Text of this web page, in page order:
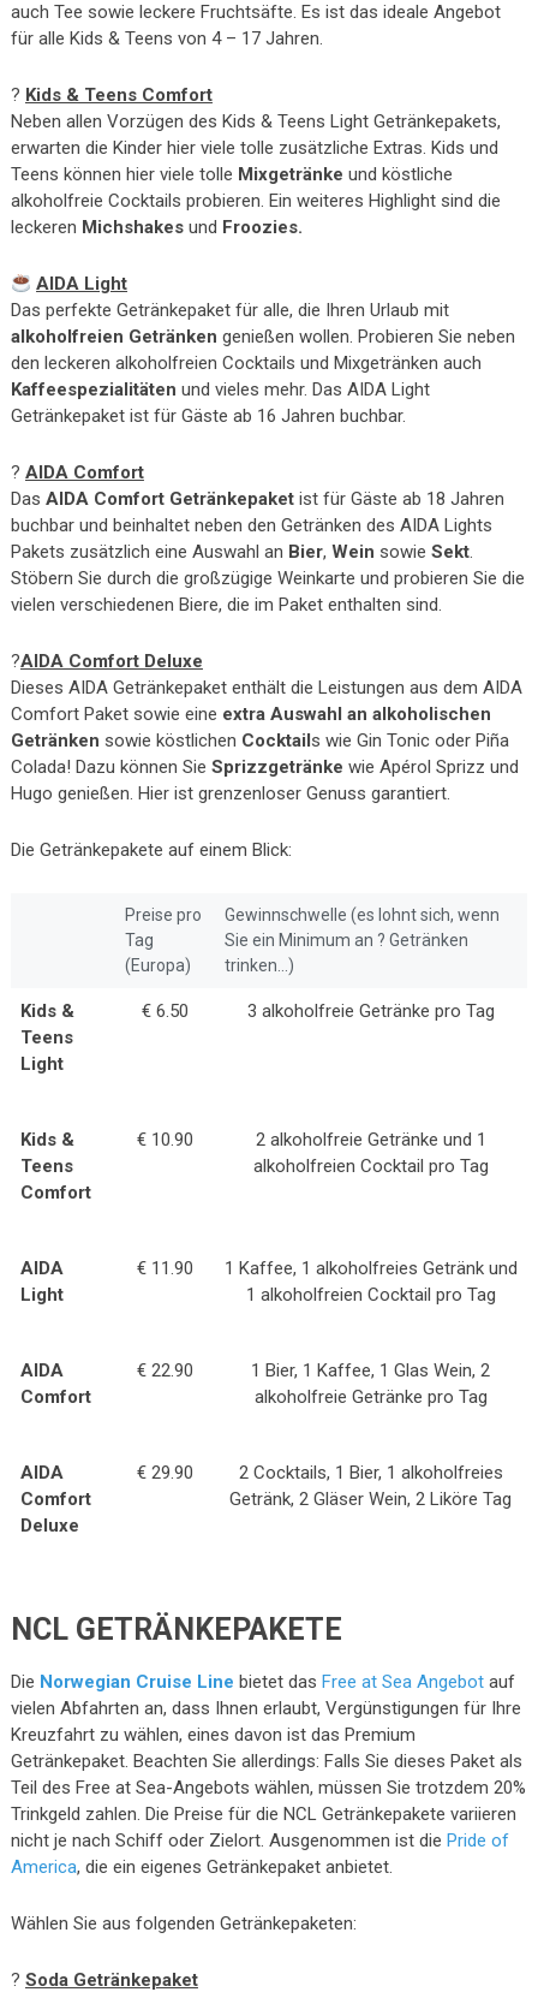
auch Tee sowie leckere Fruchtsäfte. Es ist das ideale Angebot
für alle Kids & Teens von 4 – 17 Jahren.
? Kids & Teens Comfort
Neben allen Vorzügen des Kids & Teens Light Getränkepakets,
erwarten die Kinder hier viele tolle zusätzliche Extras. Kids und
Teens können hier viele tolle Mixgetränke und köstliche
alkoholfreie Cocktails probieren. Ein weiteres Highlight sind die
leckeren Michshakesund Froozies.
AIDA Light
Das perfekte Getränkepaket für alle, die Ihren Urlaub mit
alkoholfreien Getränken genießen wollen. Probieren Sie neben
den leckeren alkoholfreien Cocktails und Mixgetränken auch
Kaffeespezialitäten und vieles mehr. Das AIDA Light
Getränkepaket ist für Gäste ab 16 Jahren buchbar.
? AIDA Comfort
Das AIDA Comfort Getränkepaketist für Gäste ab 18 Jahren
buchbar und beinhaltet neben den Getränken des AIDA Lights
Pakets zusätzlich eine Auswahl an Bier, Wein sowie Sekt.
Stöbern Sie durch die großzügige Weinkarte und probieren Sie die
vielen verschiedenen Biere, die im Paket enthalten sind.
?AIDA Comfort Deluxe
Dieses AIDA Getränkepaket enthält die Leistungen aus dem AIDA
Comfort Paket sowie eine extra Auswahl an alkoholischen
Getränken sowie köstlichen Cocktails wie Gin Tonic oder Piña
Colada! Dazu können Sie Sprizzgetränke wie Apérol Sprizz und
Hugo genießen. Hier ist grenzenloser Genuss garantiert.
Die Getränkepakete auf einem Blick:
Preise pro
Tag
(Europa)
Gewinnschwelle (es lohnt sich, wenn
Sie ein Minimum an ? Getränken
trinken...)
Kids &
Teens
Light
€ 6.50 3 alkoholfreie Getränke pro Tag
Kids &
Teens
Comfort
€ 10.90
2 alkoholfreie Getränke und 1
alkoholfreien Cocktail pro Tag
AIDA
Light
€ 11.90
1 Kaffee, 1 alkoholfreies Getränk und
1 alkoholfreien Cocktail pro Tag
AIDA
Comfort
€ 22.90
1 Bier, 1 Kaffee, 1 Glas Wein, 2
alkoholfreie Getränke pro Tag
AIDA
Comfort
Deluxe
€ 29.90
2 Cocktails, 1 Bier, 1 alkoholfreies
Getränk, 2 Gläser Wein, 2 Liköre Tag
NCL GETRÄNKEPAKETE
Die Norwegian Cruise Line bietet das Free at Sea Angebot auf
vielen Abfahrten an, dass Ihnen erlaubt, Vergünstigungen für Ihre
Kreuzfahrt zu wählen, eines davon ist das Premium
Getränkepaket. Beachten Sie allerdings: Falls Sie dieses Paket als
Teil des Free at Sea-Angebots wählen, müssen Sie trotzdem 20%
Trinkgeld zahlen. Die Preise für die NCL Getränkepakete variieren
nicht je nach Schiff oder Zielort. Ausgenommen ist die Pride of
America, die ein eigenes Getränkepaket anbietet.
Wählen Sie aus folgenden Getränkepaketen:
? Soda Getränkepaket